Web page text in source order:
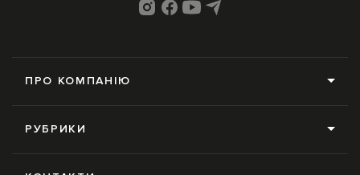
ПРО КОМПАНІЮ
РУБРИКИ